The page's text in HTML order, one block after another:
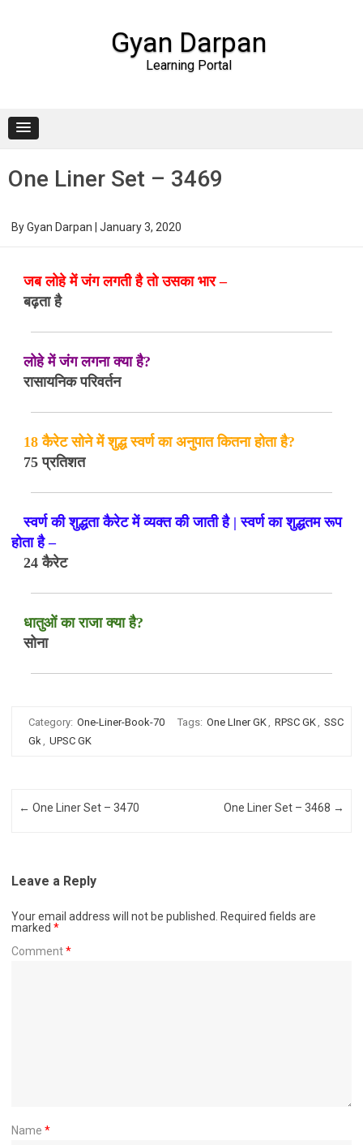
Gyan Darpan
Learning Portal
One Liner Set – 3469
ByGyan Darpan January 3, 2020
जब लोहे में जंग लगती है तो उसका भार –
बढ़ता है
लोहे में जंग लगना क्या है?
रासायनिक परिवर्तन
18 कैरेट सोने में शुद्ध स्वर्ण का अनुपात कितना होता है?
75 प्रतिशत
स्वर्ण की शुद्धता कैरेट में व्यक्त की जाती है | स्वर्ण का शुद्धतम रूप
होता है –
24 कैरेट
धातुओं का राजा क्या है?
सोना
Category: One-Liner-Book-70 Tags: One LIner GK, RPSC GK, SSC
Gk, UPSC GK
Post navigation
← One Liner Set – 3470 One Liner Set – 3468 →
Leave a Reply
Your email address will not be published.
Required fields are
marked *
Comment*
Name *